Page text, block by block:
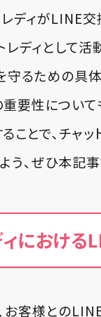
レディがLINE
レディとして
守るための具
要性について
とで、チャ
う、ぜひ本記
ィにおけ
、お客様との